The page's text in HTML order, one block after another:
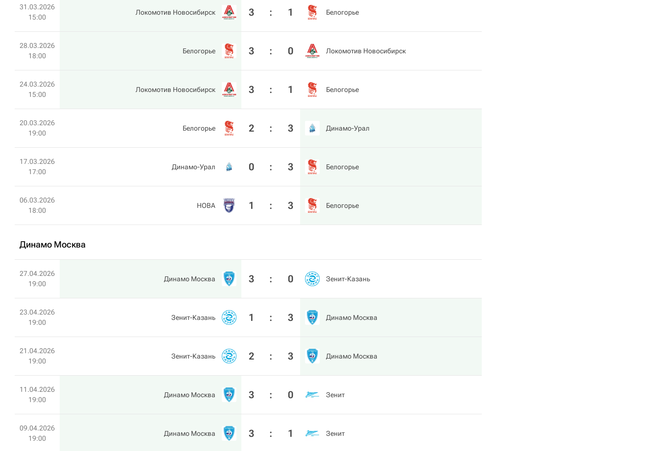
31.03.2026
15:00
Локомотив Новосибирск 3 : 1 Белогорье
28.03.2026
18:00
Белогорье 3 : 0 Локомотив Новосибирск
24.03.2026
15:00
Локомотив Новосибирск 3 : 1 Белогорье
20.03.2026
19:00
Белогорье 2 : 3 Динамо-Урал
17.03.2026
17:00
Динамо-Урал 0 : 3 Белогорье
06.03.2026
18:00
HOBA 1 : 3 Белогорье
Динамо Москва
27.04.2026
19:00
Динамо Москва 3 : 0 Зенит-Казань
23.04.2026
19:00
Зенит-Казань 1 : 3 Динамо Москва
21.04.2026
19:00
Зенит-Казань 2 : 3 Динамо Москва
11.04.2026
19:00
Динамо Москва 3 : 0 Зенит
09.04.2026
19:00
Динамо Москва 3 : 1 Зенит